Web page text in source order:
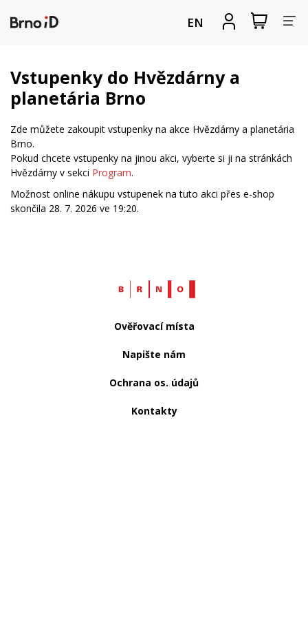
EN
Zobrazit
nákupní
Vstupenky do Hvězdárny a
planetária Brno
Zde můžete zakoupit vstupenky na akce Hvězdárny a planetária
Brno.
Pokud chcete vstupenky na jinou akci, vyberte si ji na stránkách
Hvězdárny v sekci Program.
Možnost online nákupu vstupenek na tuto akci přes e-shop
skončila 28. 7. 2026 ve 19:20.
Web
Ověřovací místa
Napište nám
Ochrana os. údajů
Kontakty